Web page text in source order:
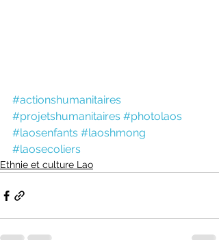
#actionshumanitaires
#projetshumanitaires #photolaos
#laosenfants #laoshmong
#laosecoliers
Ethnie et culture Lao